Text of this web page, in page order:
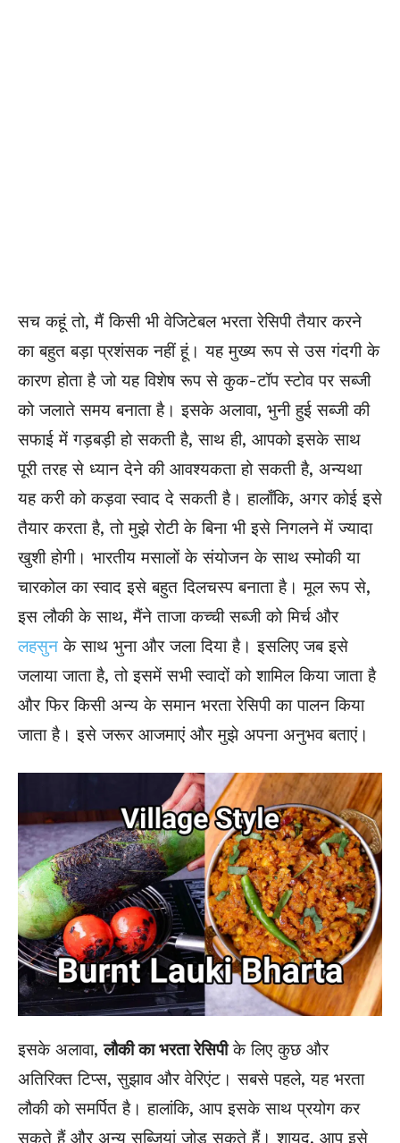
सच कहूं तो, मैं किसी भी वेजिटेबल भरता रेसिपी तैयार करने
का बहुत बड़ा प्रशंसक नहीं हूं। यह मुख्य रूप से उस गंदगी के
कारण होता है जो यह विशेष रूप से कुक-टॉप स्टोव पर सब्जी
को जलाते समय बनाता है। इसके अलावा, भुनी हुई सब्जी की
सफाई में गड़बड़ी हो सकती है, साथ ही, आपको इसके साथ
पूरी तरह से ध्यान देने की आवश्यकता हो सकती है, अन्यथा
यह करी को कड़वा स्वाद दे सकती है। हालाँकि, अगर कोई इसे
तैयार करता है, तो मुझे रोटी के बिना भी इसे निगलने में ज्यादा
खुशीहोगी। भारतीय मसालों के संयोजन के साथ स्मोकी या
चारकोल का स्वाद इसे बहुत दिलचस्प बनाता है। मूल रूप से,
इस लौकी के साथ, मैंने ताजा कच्ची सब्जी को मिर्च और
लहसुन के साथ भुना और जला दिया है। इसलिए जब इसे
जलाया जाता है, तो इसमें सभी स्वादों को शामिल किया जाता है
और फिर किसी अन्य के समान भरता रेसिपी का पालन किया
जाता है। इसे जरूर आजमाएं और मुझे अपना अनुभव बताएं।
इसके अलावा,लौकी का भरता रेसिपीके लिए कुछ और
अतिरिक्त टिप्स, सुझाव और वेरिएंट। सबसे पहले, यह भरता
लौकी को समर्पित है। हालांकि, आप इसके साथ प्रयोग कर
सकते हैं और अन्य सब्जियां जोड़ सकते हैं। शायद, आप इसे